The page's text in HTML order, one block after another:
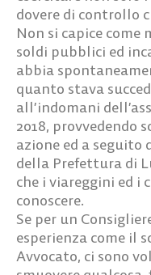
dovere di controllo
Non si capice come
soldi pubblici ed
abbia
quanto stava
all’indomani
2018, provvedendo
azione ed a
della Prefettura di
che i viareggini ed
conoscere.
Se per un
esperienza come il
Avvocato, ci sono